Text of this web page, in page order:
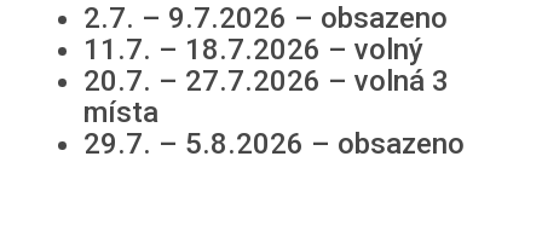
2.7. – 9.7.2026 – obsazeno
11.7. – 18.7.2026 – volný
20.7. – 27.7.2026 – volná 3
místa
29.7. – 5.8.2026 – obsazeno